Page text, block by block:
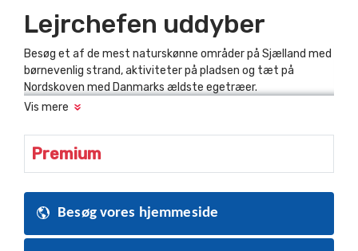
Lejrchefen uddyber
Besøg et af de mest naturskønne områder på Sjælland med
børnevenlig strand, aktiviteter på pladsen og tæt på
Nordskoven med Danmarks ældste egetræer.
Vis mere
Premium
Besøg vores hjemmeside